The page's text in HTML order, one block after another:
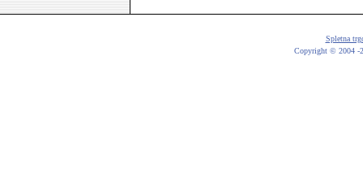
Spletna
Copyright © 2004 -